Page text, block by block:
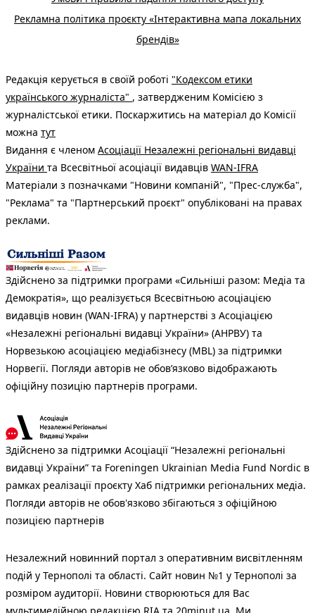
Рекламна політика проєкту «Інтерактивна мапа локальних
брендів»
Редакція керується в своїй роботі "Кодексом етики
українського журналіста" , затвердженим Комісією з
журналістської етики. Поскаржитись на матеріал до Комісії
можна тут
Видання є членом Асоціації Незалежні регіональні видавці
України та Всесвітньої асоціації видавців WAN-IFRA
Матеріали з позначками "Новини компаній", "Прес-служба",
"Реклама" та "Партнерський проєкт" опубліковані на правах
реклами.
Здійснено за підтримки програми «Сильніші разом: Медіа та
Демократія», що реалізується Всесвітньою асоціацією
видавців новин (WAN-IFRA) у партнерстві з Асоціацією
«Незалежні регіональні видавці України» (АНРВУ) та
Норвезькою асоціацією медіабізнесу (MBL) за підтримки
Норвегії. Погляди авторів не обов’язково відображають
офіційну позицію партнерів програми.
Здійснено за підтримки Асоціації “Незалежні регіональні
видавці України” та Foreningen Ukrainian Media Fund Nordic в
рамках реалізації проєкту Хаб підтримки регіональних медіа.
Погляди авторів не обов'язково збігаються з офіційною
позицією партнерів
Незалежний новинний портал з оперативним висвітленням
подій у Тернополі та області. Сайт новин №1 у Тернополі за
розміром аудиторії. Новини створюються для Вас